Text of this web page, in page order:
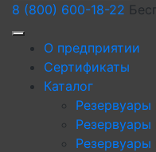
8 (800) 600-18-22
О предприятии
Сертификаты
Каталог
Резервуары
Резервуары